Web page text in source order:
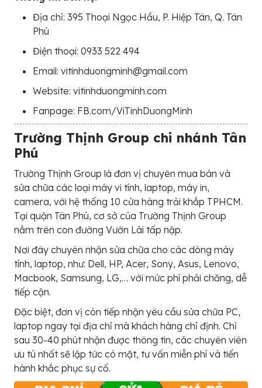
Địa chỉ: 395 Thoại Ngọc Hầu, P. Hiệp Tân, Q. Tân
Phú
Điện thoại: 0933 522 494
Email: vitinhduongminh@gmail.com
Website: vitinhduongminh.com
Fanpage: FB.com/ViTinhDuongMinh
Trường Thịnh Group chi nhánh Tân
Phú
Trường Thịnh Group là đơn vị chuyên mua bán và
sửa chữa các loại máy vi tính, laptop, máy in,
camera, với hệ thống 10 cửa hàng trải khắp TPHCM.
Tại quận Tân Phú, cơ sở của Trường Thịnh Group
nằm trên con đường Vườn Lài tấp nập.
Nơi đây chuyên nhận sửa chữa cho các dòng máy
tính, laptop, như: Dell, HP, Acer, Sony, Asus, Lenovo,
Macbook, Samsung, LG,… với mức phí phải chăng, dễ
tiếp cận.
Đặc biệt, đơn vị còn tiếp nhận yêu cầu sửa chữa PC,
laptop ngay tại địa chỉ mà khách hàng chỉ định. Chỉ
sau 30-40 phút nhận được thông tin, các chuyên viên
ưu tú nhất sẽ lập tức có mặt, tư vấn miễn phí và tiến
hành khắc phục sự cố.